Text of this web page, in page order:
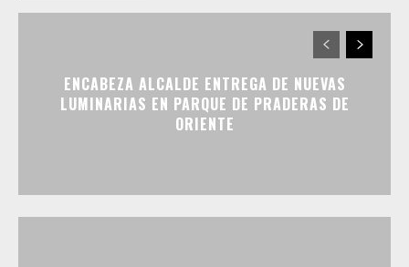
ENCABEZA ALCALDE ENTREGA DE NUEVAS
LUMINARIAS EN PARQUE DE PRADERAS DE
ORIENTE